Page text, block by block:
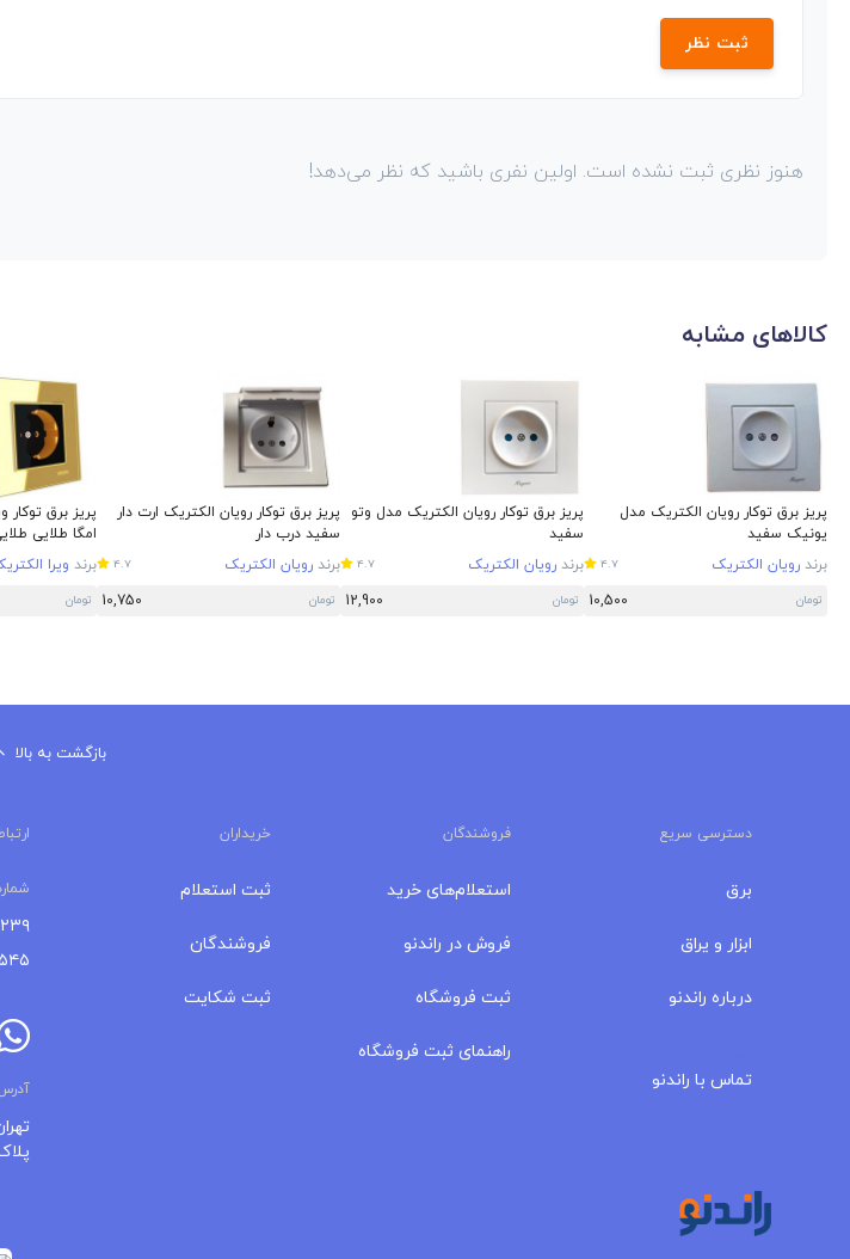
ثبت نظر
هنوز نظری ثبت نشده است. اولین نفری باشید که نظر می‌دهد!
کالاهای مشابه
پریز برق توکار رویان الکتریک مدل
یونیک سفید
برند رویان الکتریک 4.7
تومان 10,500
پریز برق توکار رویان الکتریک مدل وتو
سفید
برند رویان الکتریک 4.7
تومان 12,900
پریز برق توکار رویان الکتریک ارت دار
سفید درب دار
برند رویان الکتریک 4.7
تومان 10,750
پریز برق توکار
امگا طلایی
برند ویرا
تومان
بازگشت به بالا
دسترسی سریع فروشندگان خریداران
برق
ابزار و یراق
درباره‌ راندنو
تماس با راندنو
استعلام‌های خرید
فروش در راندنو
ثبت فروشگاه
راهنمای ثبت فروشگاه
ثبت استعلام
فروشندگان
ثبت شکایت
پلاک 55 -